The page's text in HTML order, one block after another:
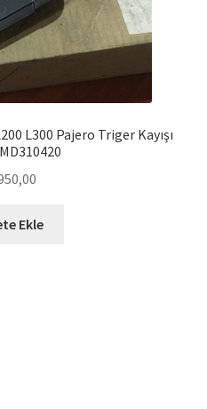
L300 Pajero Triger Kayışı
Ekle